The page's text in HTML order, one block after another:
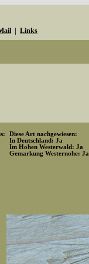
Links
Diese Art nachgewiesen:
In Deutschland: Ja
Im Hohen Westerwald: Ja
Gemarkung Westernohe: Ja